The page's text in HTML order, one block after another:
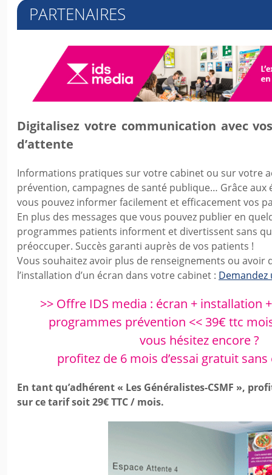
PARTENAIRES
Digitalisez votre communication avec
d’attente
Informations pratiques sur votre cabinet ou sur votre
prévention, campagnes de santé publique… Grâce aux
vous pouvez informer facilement et efficacement vos
En plus des messages que vous pouvez publier en
programmes patients informent et divertissent sans
préoccuper. Succès garanti auprès de vos patients !
Vous souhaitez avoir plus de renseignements ou avoir
l’installation d’un écran dans votre cabinet : Demandez
>> Offre IDS media : écran + installation
programmes prévention << 39€ ttc
vous hésitez encore ?
profitez de 6 mois d’essai gratuit
En tant qu’adhérent « Les Généralistes-CSMF »,
sur ce tarif soit 29€ TTC / mois.